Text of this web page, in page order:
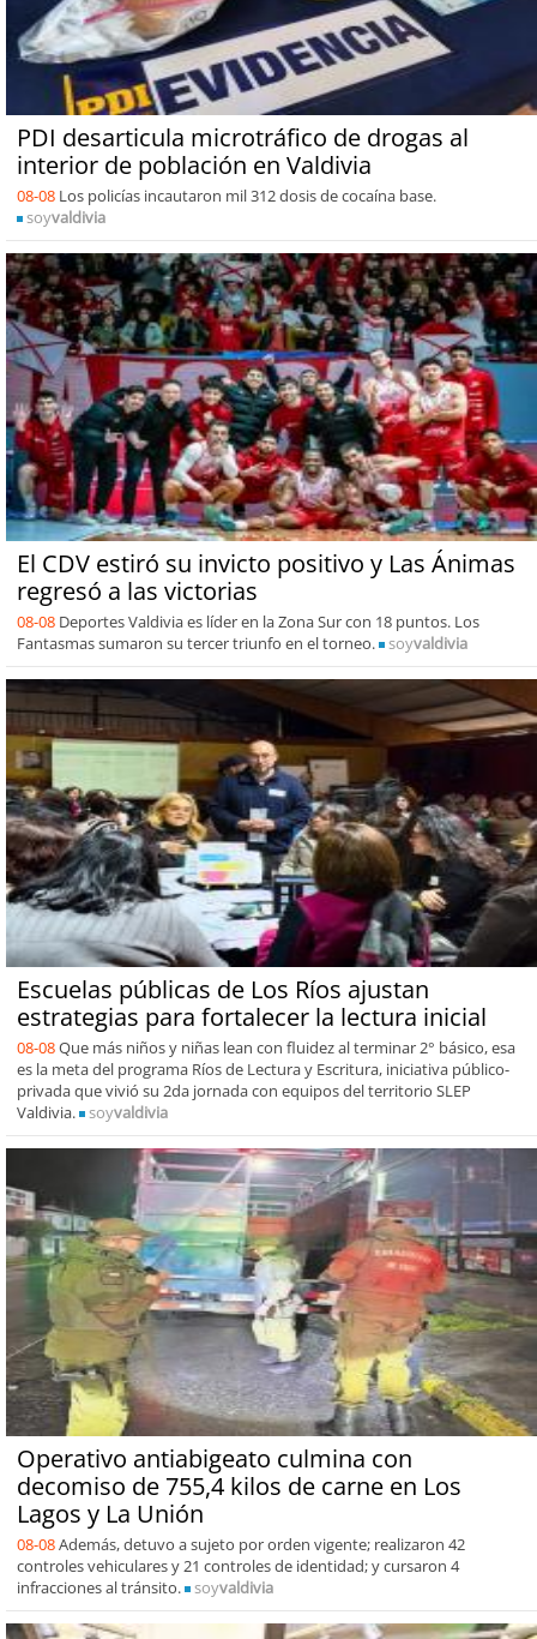
PDI desarticula microtráfico de drogas al
interior de población en Valdivia
08-08 Los policías incautaron mil 312 dosis de cocaína base.
soyvaldivia
El CDV estiró su invicto positivo y Las Ánimas
regresó a las victorias
08-08 Deportes Valdivia es líder en la Zona Sur con 18 puntos. Los
Fantasmas sumaron su tercer triunfo en el torneo.
soyvaldivia
Escuelas públicas de Los Ríos ajustan
estrategias para fortalecer la lectura inicial
08-08Que más niños y niñas lean con fluidez al terminar 2° básico, esa
es la meta del programa Ríos de Lectura y Escritura, iniciativa público-
privada que vivió su 2da jornada con equipos del territorio SLEP
Valdivia.
soyvaldivia
Operativo antiabigeato culmina con
decomiso de 755,4 kilos de carne en Los
Lagos y La Unión
08-08Además, detuvo a sujeto por orden vigente; realizaron 42
controles vehiculares y 21 controles de identidad; y cursaron 4
infracciones al tránsito.
soyvaldivia